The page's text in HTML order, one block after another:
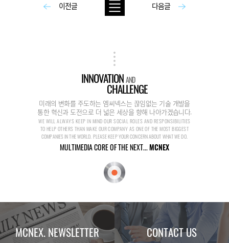
이전글 다음글
INNOVATIONAND
CHALLENGE
미래의 변화를 주도하는 엠씨넥스는 끊임없는 기술 개발을
통한 혁신과 도전으로 더 넓은 세상을 향해 나아가겠습니다.
WE WILL ALWAYS KEEP IN MIND OUR SOCIAL ROLES AND RESPONSIBILITIES
TO HELP OTHERS THAN MAKE OUR COMPANY AS ONE OF THE MOST BIGGEST
COMPANIES IN THE WORLD. PLEASE KEEP YOUR CONCERN ABOUT WHAT WE DO.
MULTIMEDIA CORE OF THE NEXT...MCNEX
MCNEX. NEWSLETTER CONTACT US